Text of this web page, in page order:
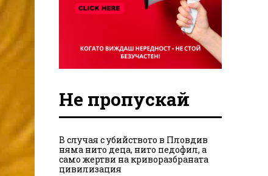
Не пропускай
В случая с убийството в Пловдив
няма нито деца, нито педофил, а
само жертви на криворазбраната
цивилизация